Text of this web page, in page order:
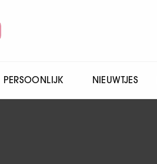
PERSOONLIJK NIEUWTJES